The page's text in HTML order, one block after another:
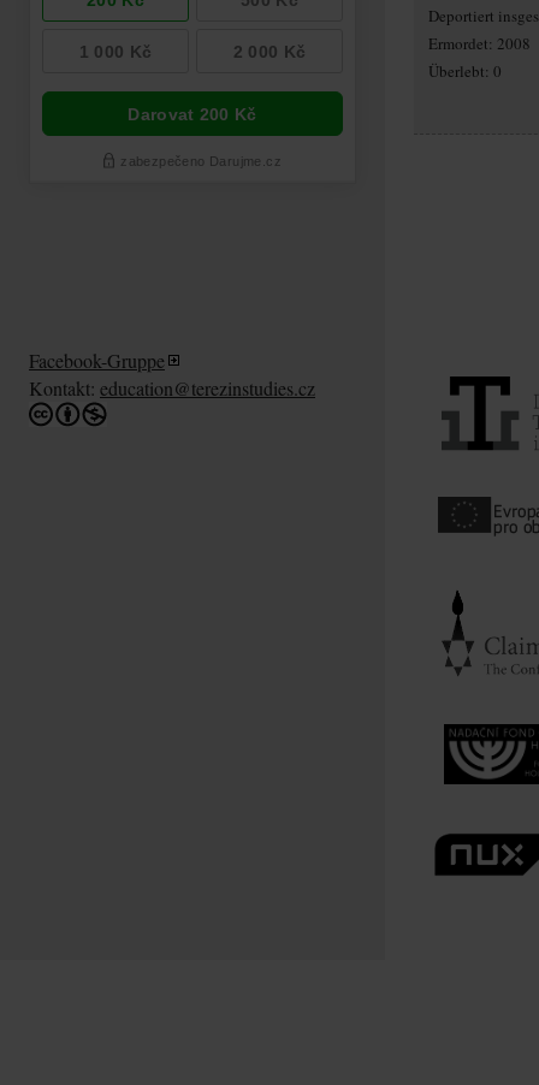
Deportiert
Ermordet: 2008
Überlebt: 0
Facebook-Gruppe
Kontakt: education@terezinstudies.cz